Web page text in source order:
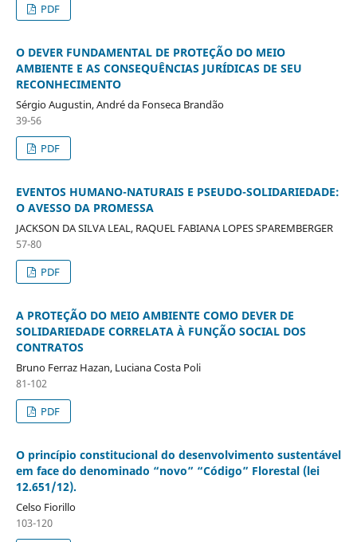
PDF
O DEVER FUNDAMENTAL DE PROTEÇÃO DO MEIO
AMBIENTE E AS CONSEQUÊNCIAS JURÍDICAS DE SEU
RECONHECIMENTO
Sérgio Augustin, André da Fonseca Brandão
39-56
PDF
EVENTOS HUMANO-NATURAIS E PSEUDO-SOLIDARIEDADE:
O AVESSO DA PROMESSA
JACKSON DA SILVA LEAL, RAQUEL FABIANA LOPES SPAREMBERGER
57-80
PDF
A PROTEÇÃO DO MEIO AMBIENTE COMO DEVER DE
SOLIDARIEDADE CORRELATA À FUNÇÃO SOCIAL DOS
CONTRATOS
Bruno Ferraz Hazan, Luciana Costa Poli
81-102
PDF
O princípio constitucional do desenvolvimento sustentável
em face do denominado “novo” “Código” Florestal (lei
12.651/12).
Celso Fiorillo
103-120